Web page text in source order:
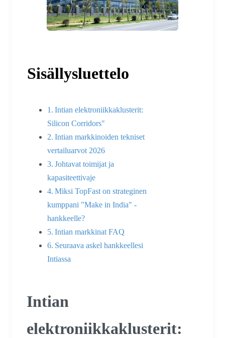
Sisällysluettelo
Intian elektroniikkaklusterit:
Silicon Corridors"
Intian markkinoiden tekniset
vertailuarvot 2026
Johtavat toimijat ja
kapasiteettivaje
Miksi TopFast on strateginen
kumppani "Make in India" -
hankkeelle?
Intian markkinat FAQ
Seuraava askel hankkeellesi
Intiassa
Intian
elektroniikkaklusterit: